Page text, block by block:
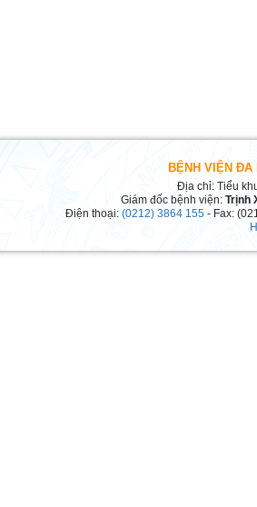
BỆNH VIỆN ĐA
Địa chỉ: Tiểu
Giám đốc bệnh viện: Trịnh
Điện thoại: (0212) 3864 155- Fax: